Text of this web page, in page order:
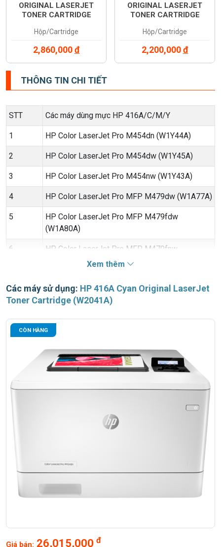
ORIGINAL LASERJET
TONER CARTRIDGE
Hộp/Cartridge
2,860,000đ
ORIGINAL LASERJET
TONER CARTRIDGE
Hộp/Cartridge
2,200,000đ
THÔNG TIN CHI TIẾT
STT Các máy dùng mực HP 416A/C/M/Y
1 HP Color LaserJet Pro M454dn (W1Y44A)
2 HP Color LaserJet Pro M454dw (W1Y45A)
3 HP Color LaserJet Pro M454nw (W1Y43A)
4 HP Color LaserJet Pro MFP M479dw (W1A77A)
5
HP Color LaserJet Pro MFP M479fdw
(W1A80A)
6
HP Color LaserJet Pro MFP M479fnw
Xem thêm
Các máy sử dụng: HP 416A Cyan Original LaserJet
Toner Cartridge (W2041A)
CÒN HÀNG
Giá bán: 26,015,000 đ